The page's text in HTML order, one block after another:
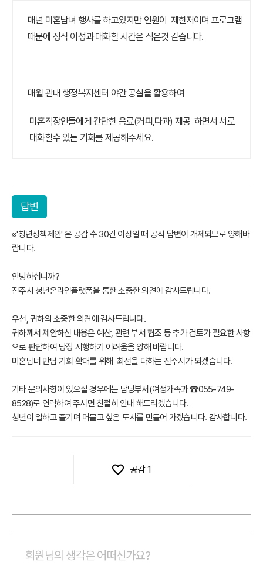
매년 미혼남녀 행사를 하고있지만 인원이 제한저이며 프로그램
때문에 정작 이성과 대화할 시간은 적은것 같습니다.
매월 관내 행정복지센터 야간 공실을 활용하여
미혼직장인들에게 간단한 음료(커피,다과) 제공 하면서 서로
대화할수 있는 기회를 제공해주세요.
답변
※'청년정책제안' 은 공감 수 30건 이상일 때 공식 답변이 개제되므로 양해바
랍니다.
안녕하십니까?
진주시 청년온라인플랫폼을 통한 소중한 의견에 감사드립니다.
우선, 귀하의 소중한 의견에 감사드립니다.
귀하께서 제안하신 내용은 예산, 관련 부서 협조 등 추가 검토가 필요한 사항
으로 판단하여 당장 시행하기 어려움을 양해 바랍니다.
미혼남녀 만남 기회 확대를 위해  최선을 다하는 진주시가 되겠습니다.
기타 문의사항이 있으실 경우에는 담당부서(여성가족과 ☎055-749-
8528)로 연락하여 주시면 친절히 안내 해드리겠습니다.
청년이 일하고 즐기며 머물고 싶은 도시를 만들어 가겠습니다. 감사합니다.
공감1